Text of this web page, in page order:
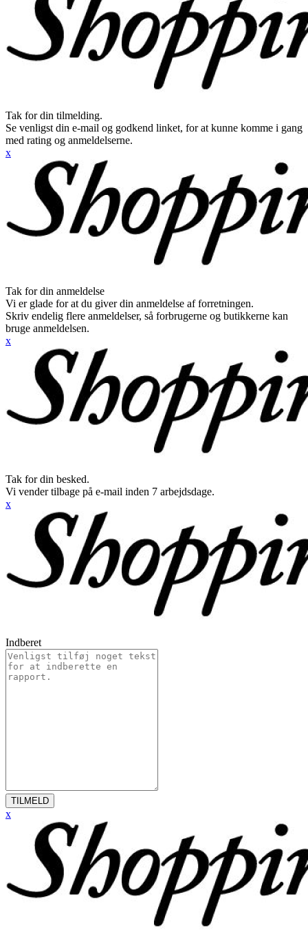
Tak for din tilmelding.
Se venligst din e-mail og godkend linket, for at kunne komme i gang
med rating og anmeldelserne.
x
Tak for din anmeldelse
Vi er glade for at du giver din anmeldelse af forretningen.
Skriv endelig flere anmeldelser, så forbrugerne og butikkerne kan
bruge anmeldelsen.
x
Tak for din besked.
Vi vender tilbage på e-mail inden 7 arbejdsdage.
x
Indberet
TILMELD
x